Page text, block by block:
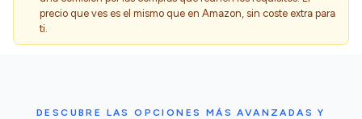
precio que ves es el mismo que en Amazon, sin coste extra para
ti.
DESCUBRE LAS OPCIONES MÁS AVANZADAS Y